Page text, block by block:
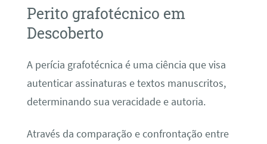
Perito grafotécnico em
Descoberto
A perícia grafotécnica é uma ciência que visa
autenticar assinaturas e textos manuscritos,
determinando sua veracidade e autoria.
Através da comparação e confrontação entre